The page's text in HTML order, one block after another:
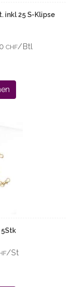
inkl 25 S-Klipse
CHF/Btl
5Stk
/St